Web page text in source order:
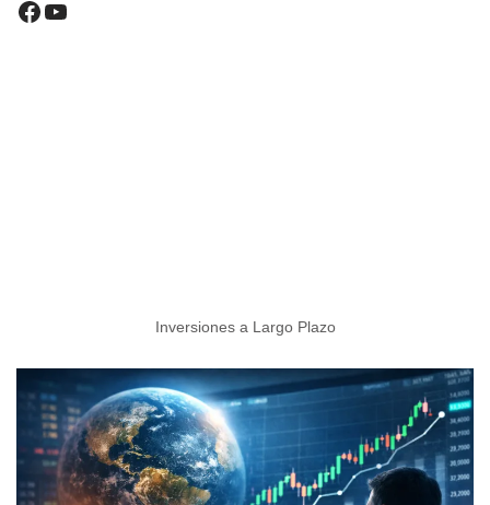
Inversiones a Largo Plazo